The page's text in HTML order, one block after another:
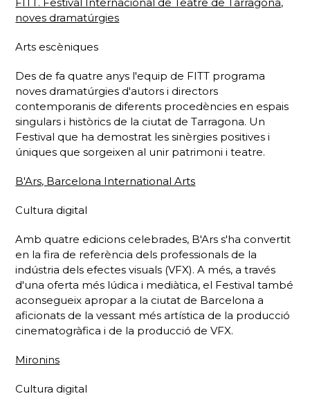
noves dramatúrgies
Arts escèniques
Des de fa quatre anys l'equip de FITT programa
noves dramatúrgies d'autors i directors
contemporanis de diferents procedències en espais
singulars i històrics de la ciutat de Tarragona. Un
Festival que ha demostrat les sinèrgies positives i
úniques que sorgeixen al unir patrimoni i teatre.
B'Ars, Barcelona International Arts
Cultura digital
Amb quatre edicions celebrades, B'Ars s'ha convertit
en la fira de referència dels professionals de la
indústria dels efectes visuals (VFX). A més, a través
d'una oferta més lúdica i mediàtica, el Festival també
aconsegueix apropar a la ciutat de Barcelona a
aficionats de la vessant més artística de la producció
cinematogràfica i de la producció de VFX.
Mironins
Cultura digital